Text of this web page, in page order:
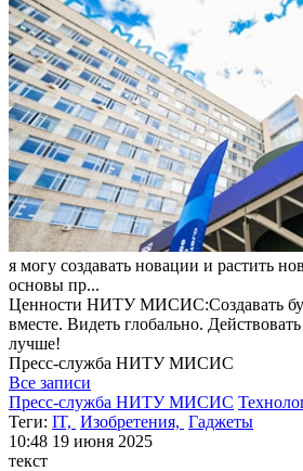
я могу создавать новации и растить
основы пр...
Ценности НИТУ МИСИС:Cоздавать
вместе. Видеть глобально.
лучше!
Пресс-служба НИТУ МИСИС
Все записи
Пресс-служба НИТУ МИСИС
Теги: IT, Изобретения, Гаджеты
10:48 19 июня 2025
текст